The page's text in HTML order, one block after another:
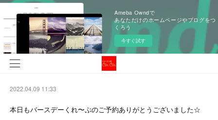
Ameba Owndで
あなただけのホームページやブログをつ
くろう
今すぐ試す
2022.04.09 11:33
本日もバースデーくれ〜ぷのご予約ありがとうございました☆